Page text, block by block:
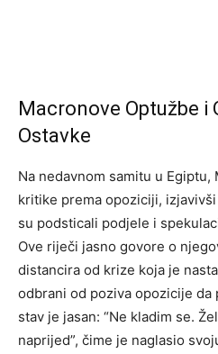
Macronove Optužbe i
Ostavke
Na nedavnom samitu u
kritike prema opoziciji,
su podsticali podjele i
Ove riječi jasno govore o
distancira od krize koja je
odbrani od poziva opozicije da
stav je jasan: “Ne kladim se.
naprijed”, čime je naglasio